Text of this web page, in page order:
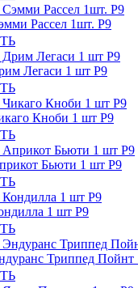
Рассел 1шт. Р9
Легаси 1 шт Р9
Кноби 1 шт Р9
Бьюти 1 шт Р9
1 шт Р9
Триппед Пойнт